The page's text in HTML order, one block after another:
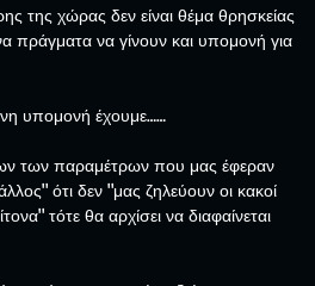
της χώρας δεν είναι θέμα θρησκείας
πράγματα να γίνουν και υπομονή για
υπομονή έχουμε……
των παραμέτρων που μας έφεραν
ότι δεν "μας ζηλεύουν οι κακοί
τότε θα αρχίσει να διαφαίνεται